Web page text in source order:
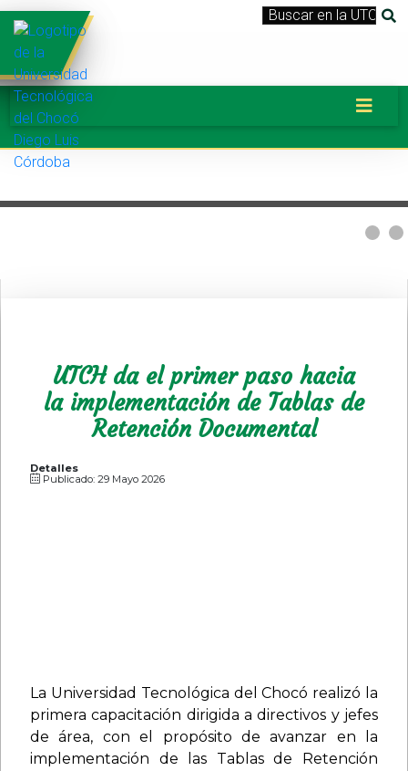
UTCH da el primer paso hacia
la implementación de Tablas de
Retención Documental
Detalles
Publicado: 29 Mayo 2026
La Universidad Tecnológica del Chocó realizó la
primera capacitación dirigida a directivos y jefes
de área, con el propósito de avanzar en la
implementación de las Tablas de Retención